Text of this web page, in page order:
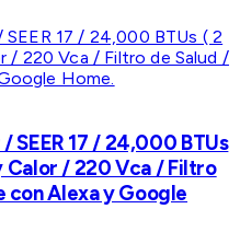
SEER 17 / 24,000 BTUs
Calor / 220 Vca / Filtro
con Alexa y Google